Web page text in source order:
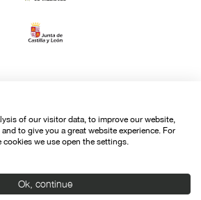
of our visitor data, to improve our website,
to give you a great website experience. For
we use open the settings.
Ok, continue